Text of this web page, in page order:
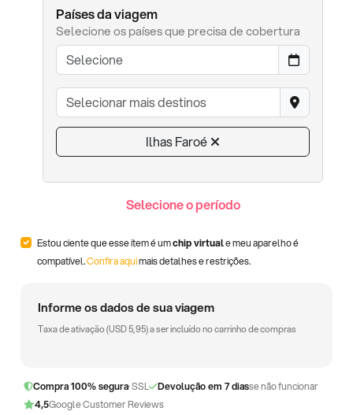
Países da viagem
Selecione os países que precisa de cobertura
Ilhas Faroé
Selecione o período
Estou ciente que esse item é umchip virtuale meu aparelho é
compatível.Confira aquimais detalhes e restrições.
Informe os dados de sua viagem
Taxa de ativação (USD5,95) a ser incluído no carrinho de compras
Compra 100% segura· SSL Devolução em 7 diasse não funcionar
4,5Google Customer Reviews